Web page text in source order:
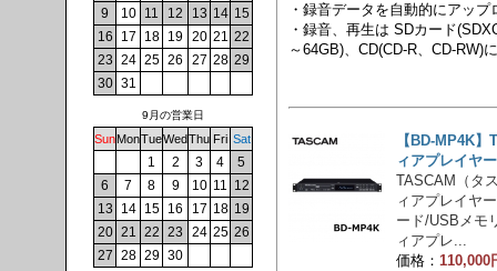
・録音データを自動的にアッ
・録音、再生は SDカード
～64GB)、CD(CD-R、CD-RW)
【BD-MP4K
ィアプレイヤー
TASCAM（タ
ィアプレイヤ
ード/USBメモ
ィアプレ...
価格： 110,000
9
10 11 12 13 14 15
16
17 18 19 20 21 22
23 24 25 26 27 28 29
30 31
9月の営業日
SunMonTueWedThu Fri Sat
1 2 3 4
5
6
7 8 9 10 11 12
13
14 15 16 17 18 19
20 21 22 23 24 25 26
27 28 29 30